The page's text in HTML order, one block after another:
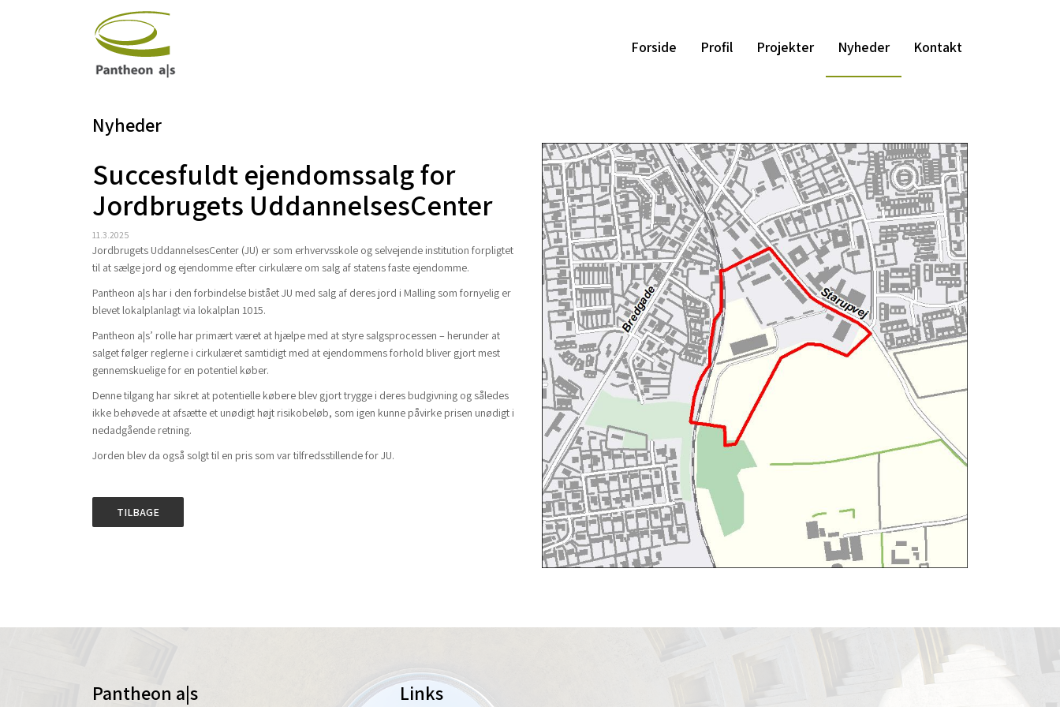
Forside Profil Projekter Nyheder Kontakt
Nyheder
Succesfuldt ejendomssalg for
Jordbrugets UddannelsesCenter
11.3.2025
Jordbrugets UddannelsesCenter (JU) er som erhvervsskole og selvejende institution forpligtet
til at sælge jord og ejendomme efter cirkulære om salg af statens faste ejendomme.
Pantheon a|s har i den forbindelse bistået JU med salg af deres jord i Malling som fornyelig er
blevet lokalplanlagt via lokalplan 1015.
Pantheon a|s’ rolle har primært været at hjælpe med at styre salgsprocessen – herunder at
salget følger reglerne i cirkulæret samtidigt med at ejendommens forhold bliver gjort mest
gennemskuelige for en potentiel køber.
Denne tilgang har sikret at potentielle købere blev gjort trygge i deres budgivning og således
ikke behøvede at afsætte et unødigt højt risikobeløb, som igen kunne påvirke prisen unødigt i
nedadgående retning.
Jorden blev da også solgt til en pris som var tilfredsstillende for JU.
TILBAGE
Pantheon a|s Links